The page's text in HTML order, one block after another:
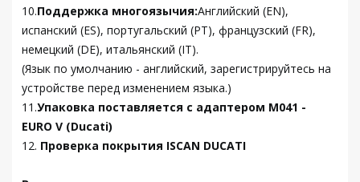
10.Поддержка многоязычия:Английский (EN),
испанский (ES), португальский (PT), французский (FR),
немецкий (DE), итальянский (IT).
(Язык по умолчанию - английский, зарегистрируйтесь на
устройстве перед изменением языка.)
11.Упаковка поставляется с адаптером M041 -
EURO V (Ducati)
12. Проверка покрытия ISCAN DUCATI